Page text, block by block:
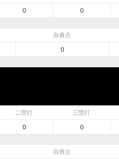
0 0
自責点
0
二塁打 三塁打
0 0
自責点